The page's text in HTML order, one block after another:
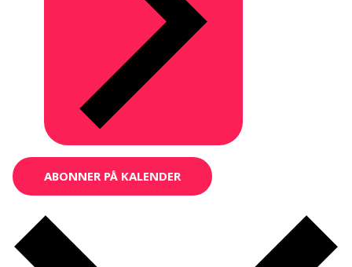
ABONNER PÅ KALENDER